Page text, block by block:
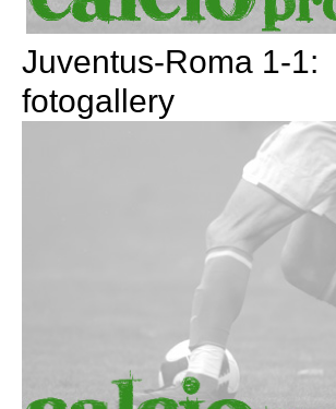
Juventus-Roma 1-1:
fotogallery